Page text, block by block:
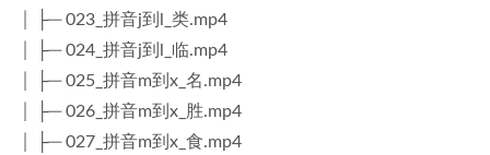
│ ├─ 023_拼音j到l_类.mp4
│ ├─ 024_拼音j到l_临.mp4
│ ├─ 025_拼音m到x_名.mp4
│ ├─ 026_拼音m到x_胜.mp4
│ ├─ 027_拼音m到x_食.mp4